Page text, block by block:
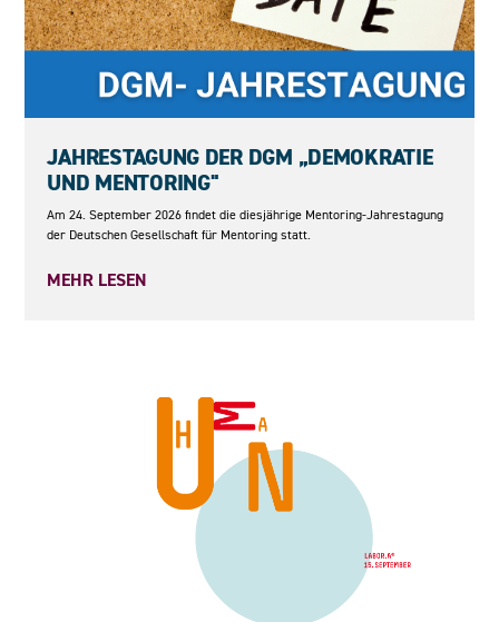
JAHRESTAGUNG DER DGM „DEMOKRATIE
UND MENTORING"
Am 24. September 2026 findet die diesjährige Mentoring-Jahrestagung
der Deutschen Gesellschaft für Mentoring statt.
MEHR LESEN